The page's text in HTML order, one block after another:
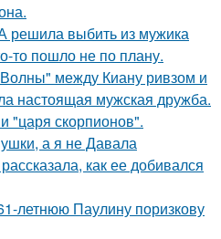
выбить из мужика
то пошло не по плану.
между Киану ривзом и
настоящая мужская дружба.
"царя скорпионов".
а я не Давала
как ее добивался
летнюю Паулину поризкову